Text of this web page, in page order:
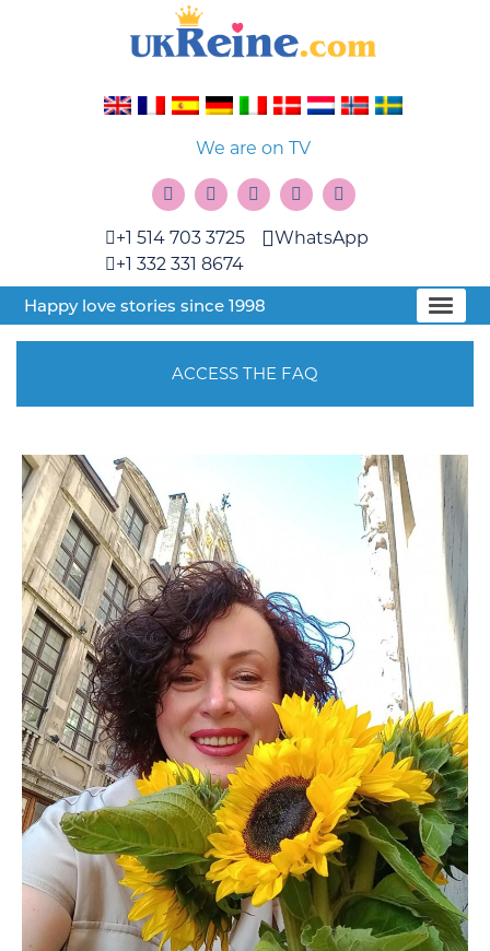
We are on TV
+1 514 703 3725
+1 332 331 8674
WhatsApp
Happy love stories since 1998
ACCESS THE FAQ